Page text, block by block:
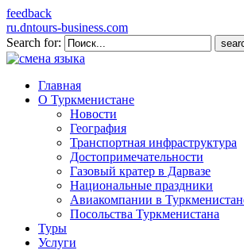
feedback
ru.dntours-business.com
Search for:
Главная
О Туркменистане
Новости
География
Транспортная инфраструктура
Достопримечательности
Газовый кратер в Дарвазе
Национальные праздники
Авиакомпании в
Посольства Туркменистана
Туры
Услуги